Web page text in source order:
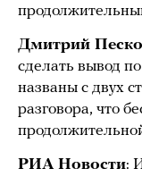
Дмитрий
сделать вывод
названы с двух
разговора, что
РИА Новости: